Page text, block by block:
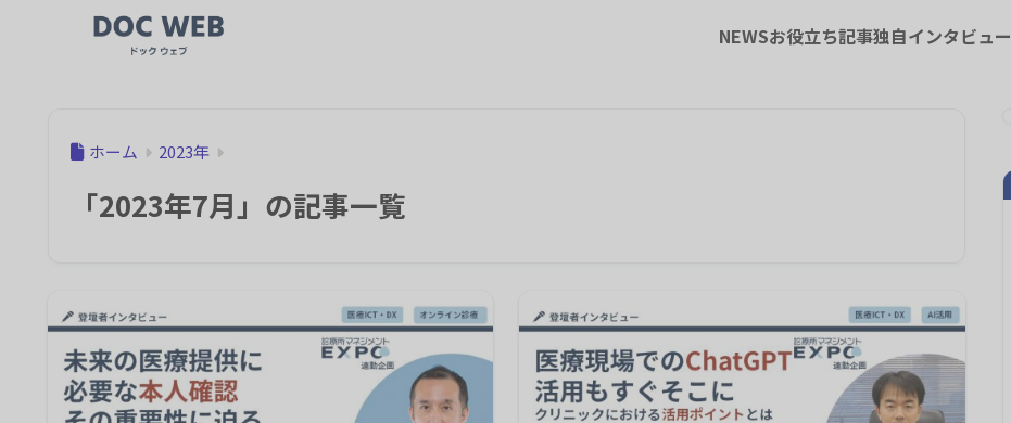
NEWSお役立ち記事独自インタビュー
ホーム 2023年
「2023年7月」の記事一覧